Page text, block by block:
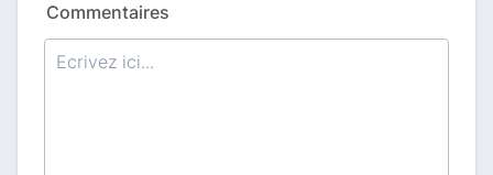
Commentaires